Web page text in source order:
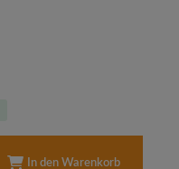
In den Warenkorb